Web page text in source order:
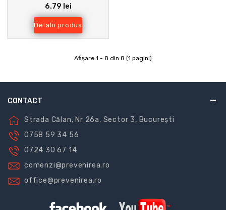
Semnalizare de Securitate
6.79 lei
Detalii produs
Afişare 1 - 8 din 8 (1 pagini)
CONTACT
Strada Călan, Nr 26a, Sector 3, București
0758 59 34 56
0724 30 67 14
comenzi@prevenirea.ro
office@prevenirea.ro